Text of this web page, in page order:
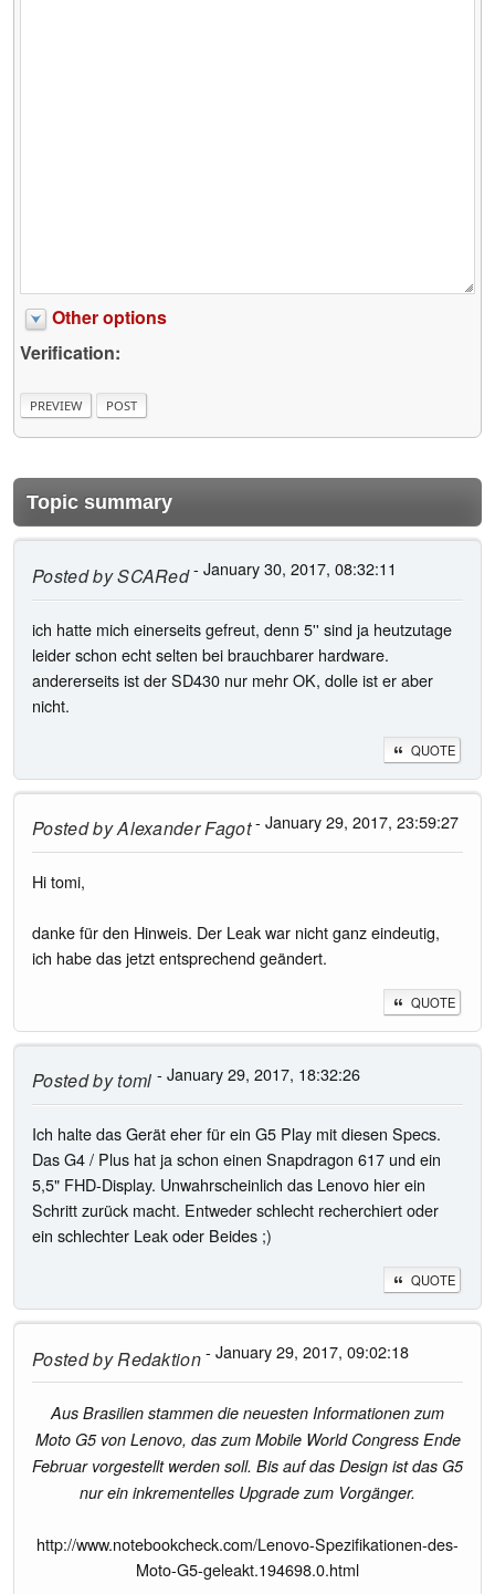
Other options
Verification:
Topic summary
Posted bySCARed- January 30, 2017, 08:32:11
ich hatte mich einerseits gefreut, denn 5'' sind ja heutzutage
leider schon echt selten bei brauchbarer hardware.
andererseits ist der SD430 nur mehr OK, dolle ist er aber
nicht.
QUOTE
Posted byAlexander Fagot- January 29, 2017, 23:59:27
Hi tomi,
danke für den Hinweis. Der Leak war nicht ganz eindeutig,
ich habe das jetzt entsprechend geändert.
QUOTE
Posted bytoml - January 29, 2017, 18:32:26
Ich halte das Gerät eher für ein G5 Play mit diesen Specs.
Das G4 / Plus hat ja schon einen Snapdragon 617 und ein
5,5" FHD-Display. Unwahrscheinlich das Lenovo hier ein
Schritt zurück macht. Entweder schlecht recherchiert oder
ein schlechter Leak oder Beides ;)
QUOTE
Posted byRedaktion- January 29, 2017, 09:02:18
Aus Brasilien stammen die neuesten Informationen zum
Moto G5 von Lenovo, das zum Mobile World Congress Ende
Februar vorgestellt werden soll. Bis auf das Design ist das G5
nur ein inkrementelles Upgrade zum Vorgänger.
http://www.notebookcheck.com/Lenovo-Spezifikationen-des-
Moto-G5-geleakt.194698.0.html